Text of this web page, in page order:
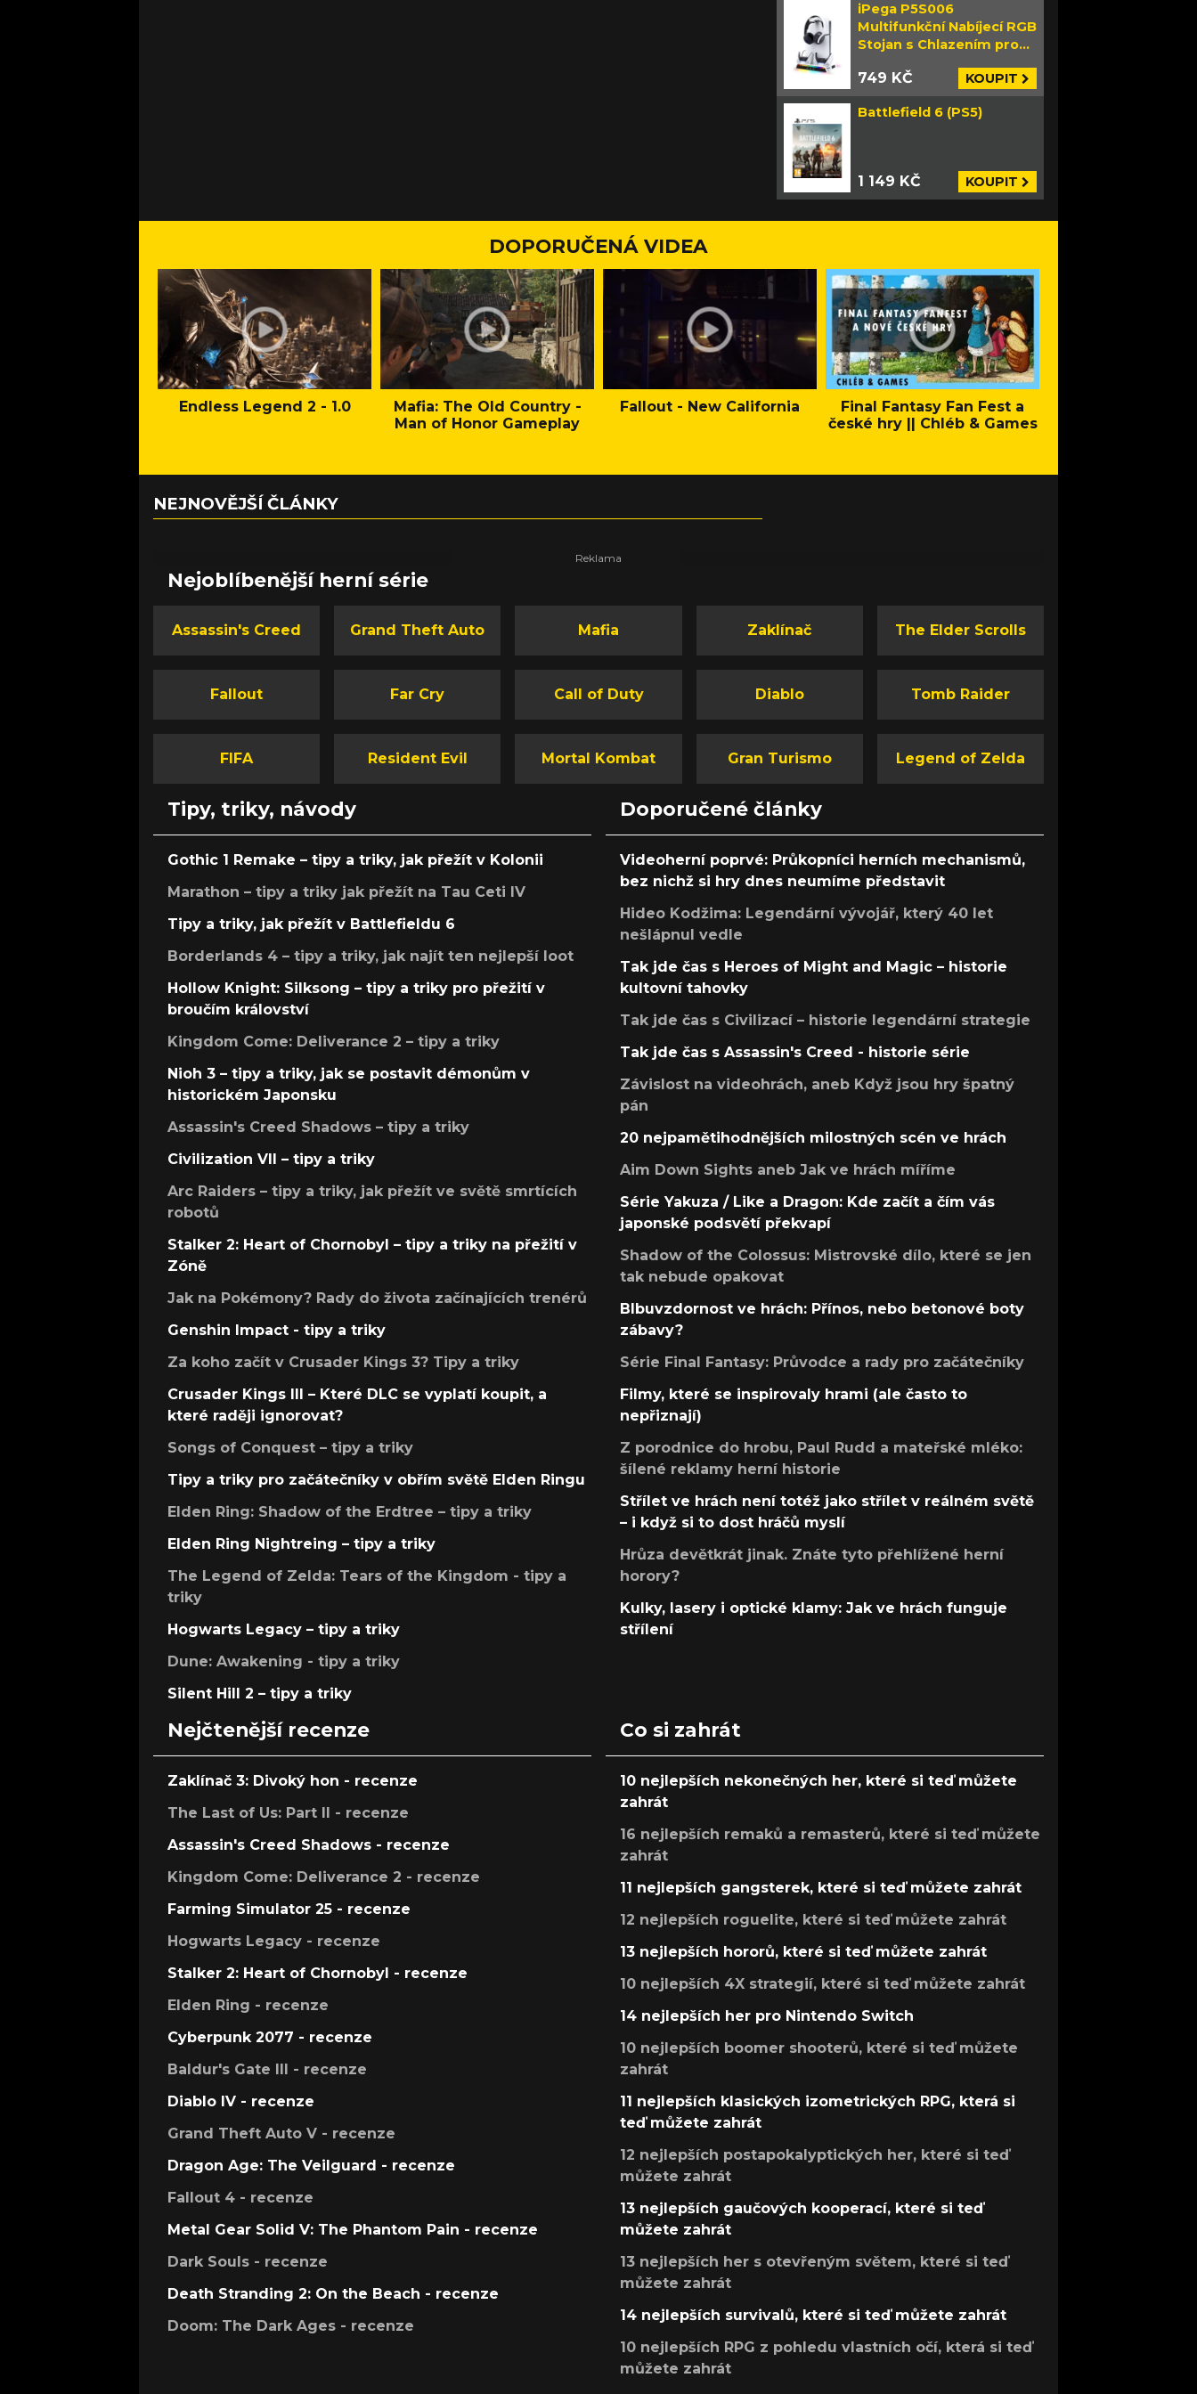
iPega P5S006
Multifunkční Nabíjecí RGB
Stojan s Chlazením pro
749 KČ KOUPIT
Battlefield 6 (PS5)
1 149 KČ KOUPIT
DOPORUČENÁ VIDEA
Endless Legend 2 - 1.0
Mafia: The Old Country -
Man of Honor Gameplay
Fallout - New California
Final Fantasy Fan Fest a
české hry || Chléb & Games
NEJNOVĚJŠÍ ČLÁNKY
Nejoblíbenější herní série
Assassin's Creed Grand Theft Auto Mafia Zaklínač The Elder Scrolls
Fallout Far Cry Call of Duty Diablo Tomb Raider
FIFA Resident Evil Mortal Kombat Gran Turismo Legend of Zelda
Tipy, triky, návody
Gothic 1 Remake – tipy a triky, jak přežít v Kolonii
Marathon – tipy a triky jak přežít na Tau Ceti IV
Tipy a triky, jak přežít v Battlefieldu 6
Borderlands 4 – tipy a triky, jak najít ten nejlepší loot
Hollow Knight: Silksong – tipy a triky pro přežití v
broučím království
Kingdom Come: Deliverance 2 – tipy a triky
Nioh 3 – tipy a triky, jak se postavit démonům v
historickém Japonsku
Assassin's Creed Shadows – tipy a triky
Civilization VII – tipy a triky
Arc Raiders – tipy a triky, jak přežít ve světě smrtících
robotů
Stalker 2: Heart of Chornobyl – tipy a triky na přežití v
Zóně
Jak na Pokémony? Rady do života začínajících trenérů
Genshin Impact - tipy a triky
Za koho začít v Crusader Kings 3? Tipy a triky
Crusader Kings III – Které DLC se vyplatí koupit, a
které raději ignorovat?
Songs of Conquest – tipy a triky
Tipy a triky pro začátečníky v obřím světě Elden Ringu
Elden Ring: Shadow of the Erdtree – tipy a triky
Elden Ring Nightreing – tipy a triky
The Legend of Zelda: Tears of the Kingdom - tipy a
triky
Hogwarts Legacy – tipy a triky
Dune: Awakening - tipy a triky
Silent Hill 2 – tipy a triky
Doporučené články
Videoherní poprvé: Průkopníci herních mechanismů,
bez nichž si hry dnes neumíme představit
Hideo Kodžima: Legendární vývojář, který 40 let
nešlápnul vedle
Tak jde čas s Heroes of Might and Magic – historie
kultovní tahovky
Tak jde čas s Civilizací – historie legendární strategie
Tak jde čas s Assassin's Creed - historie série
Závislost na videohrách, aneb Když jsou hry špatný
pán
20 nejpamětihodnějších milostných scén ve hrách
Aim Down Sights aneb Jak ve hrách míříme
Série Yakuza / Like a Dragon: Kde začít a čím vás
japonské podsvětí překvapí
Shadow of the Colossus: Mistrovské dílo, které se jen
tak nebude opakovat
Blbuvzdornost ve hrách: Přínos, nebo betonové boty
zábavy?
Série Final Fantasy: Průvodce a rady pro začátečníky
Filmy, které se inspirovaly hrami (ale často to
nepřiznají)
Z porodnice do hrobu, Paul Rudd a mateřské mléko:
šílené reklamy herní historie
Střílet ve hrách není totéž jako střílet v reálném světě
– i když si to dost hráčů myslí
Hrůza devětkrát jinak. Znáte tyto přehlížené herní
horory?
Kulky, lasery i optické klamy: Jak ve hrách funguje
střílení
Nejčtenější recenze
Zaklínač 3: Divoký hon - recenze
The Last of Us: Part II - recenze
Assassin's Creed Shadows - recenze
Kingdom Come: Deliverance 2 - recenze
Farming Simulator 25 - recenze
Hogwarts Legacy - recenze
Stalker 2: Heart of Chornobyl - recenze
Elden Ring - recenze
Cyberpunk 2077 - recenze
Baldur's Gate III - recenze
Diablo IV - recenze
Grand Theft Auto V - recenze
Dragon Age: The Veilguard - recenze
Fallout 4 - recenze
Metal Gear Solid V: The Phantom Pain - recenze
Dark Souls - recenze
Death Stranding 2: On the Beach - recenze
Doom: The Dark Ages - recenze
Co si zahrát
10 nejlepších nekonečných her, které si teď můžete
zahrát
16 nejlepších remaků a remasterů, které si teď můžete
zahrát
11 nejlepších gangsterek, které si teď můžete zahrát
12 nejlepších roguelite, které si teď můžete zahrát
13 nejlepších hororů, které si teď můžete zahrát
10 nejlepších 4X strategií, které si teď můžete zahrát
14 nejlepších her pro Nintendo Switch
10 nejlepších boomer shooterů, které si teď můžete
zahrát
11 nejlepších klasických izometrických RPG, která si
teď můžete zahrát
12 nejlepších postapokalyptických her, které si teď
můžete zahrát
13 nejlepších gaučových kooperací, které si teď
můžete zahrát
13 nejlepších her s otevřeným světem, které si teď
můžete zahrát
14 nejlepších survivalů, které si teď můžete zahrát
10 nejlepších RPG z pohledu vlastních očí, která si teď
můžete zahrát